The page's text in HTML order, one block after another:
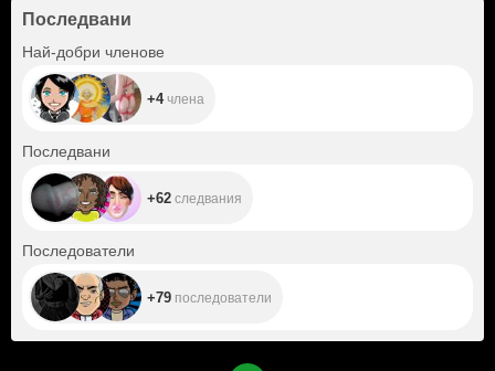
Последвани
Най-добри членове
+4члена
Последвани
+62 следвания
Последователи
+79 последователи